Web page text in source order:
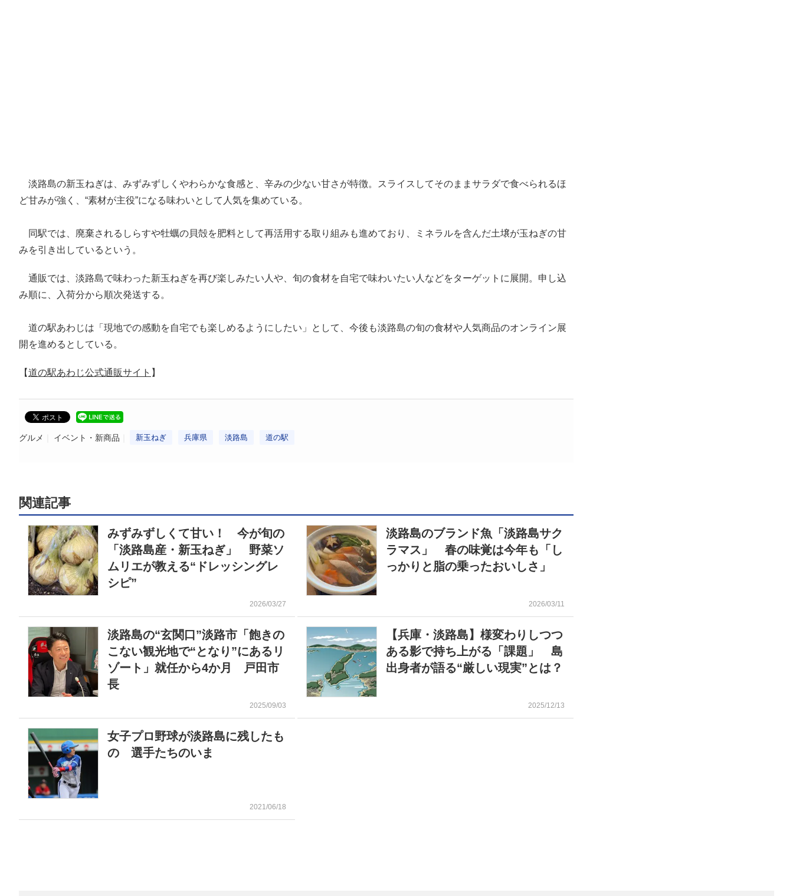
淡路島の新玉ねぎは、みずみずしくやわらかな食感と、辛みの少ない甘さが特徴。スライスしてそのままサラダで食べられるほ
ど甘みが強く、“素材が主役”になる味わいとして人気を集めている。
同駅では、廃棄されるしらすや牡蠣の貝殻を肥料として再活用する取り組みも進めており、ミネラルを含んだ土壌が玉ねぎの甘
みを引き出しているという。
通販では、淡路島で味わった新玉ねぎを再び楽しみたい人や、旬の食材を自宅で味わいたい人などをターゲットに展開。申し込
み順に、入荷分から順次発送する。
道の駅あわじは「現地での感動を自宅でも楽しめるようにしたい」として、今後も淡路島の旬の食材や人気商品のオンライン展
開を進めるとしている。
【道の駅あわじ公式通販サイト 】
グルメ イベント・新商品 新玉ねぎ 兵庫県 淡路島 道の駅
関連記事
みずみずしくて甘い！ 今が旬の
「淡路島産・新玉ねぎ」 野菜ソ
ムリエが教える“ドレッシングレ
シピ”
2026/03/27
淡路島のブランド魚「淡路島サク
ラマス」 春の味覚は今年も「し
っかりと脂の乗ったおいしさ」
2026/03/11
淡路島の“玄関口”淡路市「飽きの
こない観光地で“となり”にあるリ
ゾート」就任から4か月 戸田市
長
2025/09/03
【兵庫・淡路島】様変わりしつつ
ある影で持ち上がる「課題」 島
出身者が語る“厳しい現実”とは？
2025/12/13
女子プロ野球が淡路島に残したも
の 選手たちのいま
2021/06/18